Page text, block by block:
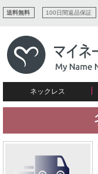
送料無料 100日間返品保証
ネックレス
すべてコレクションを見る
ネームネックレス
プチネームネックレス
リング
愛のブレスレット
愛を表すコレクション
イニシャルジュエリー
誕生石コレクション
ネームプレビュー
マザーズ
メンズ
ギフトコレクション